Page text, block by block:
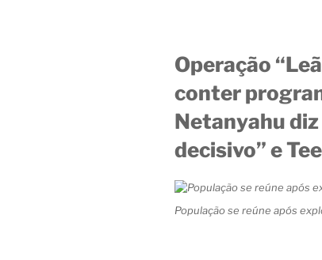
Operação
conter
Netanyahu
decisivo” e
População se reúne após